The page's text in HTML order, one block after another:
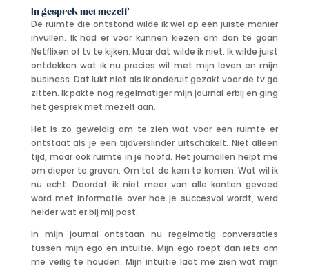
In gesprek met mezelf
De ruimte die ontstond wilde ik wel op een juiste manier
invullen. Ik had er voor kunnen kiezen om dan te gaan
Netflixen of tv te kijken. Maar dat wilde ik niet. Ik wilde juist
ontdekken wat ik nu precies wil met mijn leven en mijn
business. Dat lukt niet als ik onderuit gezakt voor de tv ga
zitten. Ik pakte nog regelmatiger mijn journal erbij en ging
het gesprek met mezelf aan.
Het is zo geweldig om te zien wat voor een ruimte er
ontstaat als je een tijdverslinder uitschakelt. Niet alleen
tijd, maar ook ruimte in je hoofd. Het journallen helpt me
om dieper te graven. Om tot de kern te komen. Wat wil ik
nu echt. Doordat ik niet meer van alle kanten gevoed
word met informatie over hoe je succesvol wordt, werd
helder wat er bij mij past.
In mijn journal ontstaan nu regelmatig conversaties
tussen mijn ego en intuïtie. Mijn ego roept dan iets om
me veilig te houden. Mijn intuïtie laat me zien wat mijn